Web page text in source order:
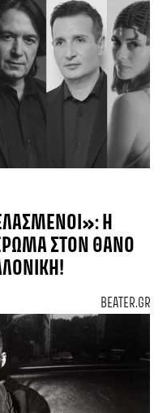
Η
ΣΤΟΝ ΘΆΝΟ
BEATER.GR